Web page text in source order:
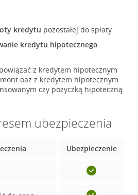
kredytu pozostałej do spłaty
kredytu hipotecznego
z kredytem hipotecznym
oaz z kredytem hipotecznym
czy pożyczką hipoteczną.
ubezpieczenia
Ubezpieczenie